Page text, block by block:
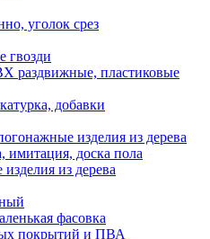
уголок срез
гвозди
раздвижные, пластиковые
добавки
изделия из дерева
имитация, доска пола
из дерева
фасовка
покрытий и ПВА